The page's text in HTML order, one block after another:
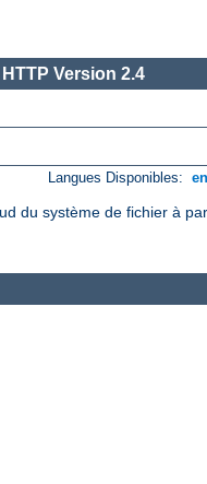
Version 2.4
Langues Disponibles: en
du système de fichier à